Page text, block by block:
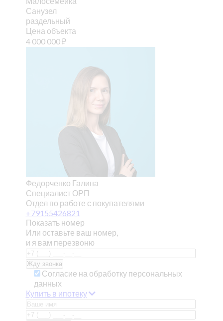
Санузел
раздельный
Цена объекта
4 000 000₽
Федорченко Галина
Специалист ОРП
Отдел по работе с покупателями
+79155426821
Показать номер
Или оставьте ваш номер,
и я вам перезвоню
Согласие на обработку персональных
данных
Купить в ипотеку